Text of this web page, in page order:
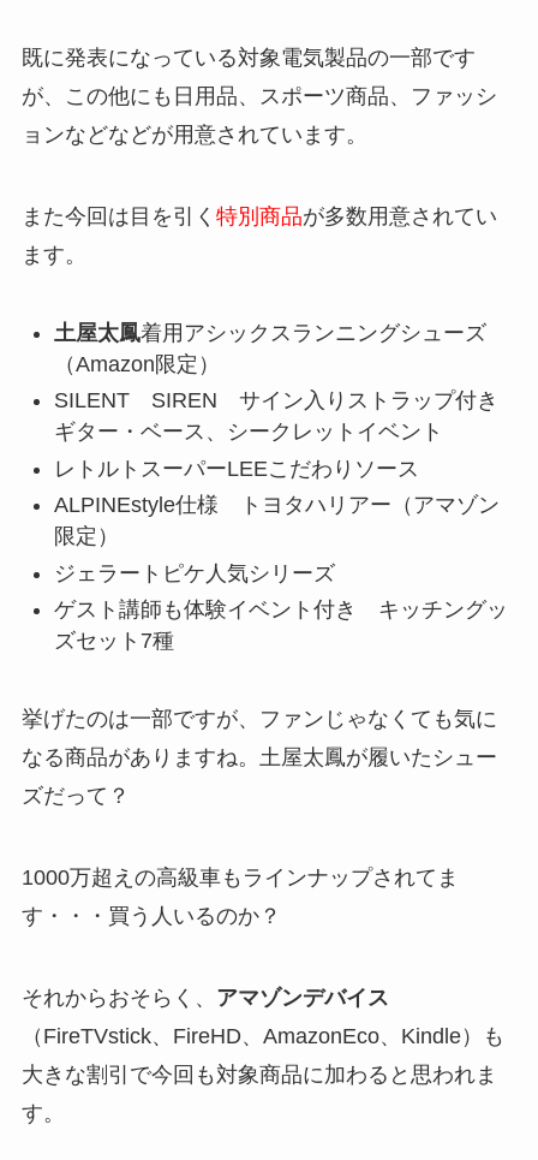
既に発表になっている対象電気製品の一部です
が、この他にも日用品、スポーツ商品、ファッシ
ョンなどなどが用意されています。
また今回は目を引く 特別商品が多数用意されてい
ます。
土屋太鳳着用アシックスランニングシューズ
（Amazon限定）
SILENT SIREN サイン入りストラップ付き
ギター・ベース、シークレットイベント
レトルトスーパーLEEこだわりソース
ALPINEstyle仕様 トヨタハリアー（アマゾン
限定）
ジェラートピケ人気シリーズ
ゲスト講師も体験イベント付き キッチングッ
ズセット7種
挙げたのは一部ですが、ファンじゃなくても気に
なる商品がありますね。土屋太鳳が履いたシュー
ズだって？
1000万超えの高級車もラインナップされてま
す・・・買う人いるのか？
それからおそらく、 アマゾンデバイス
（FireTVstick、FireHD、AmazonEco、Kindle）も
大きな割引で今回も対象商品に加わると思われま
す。